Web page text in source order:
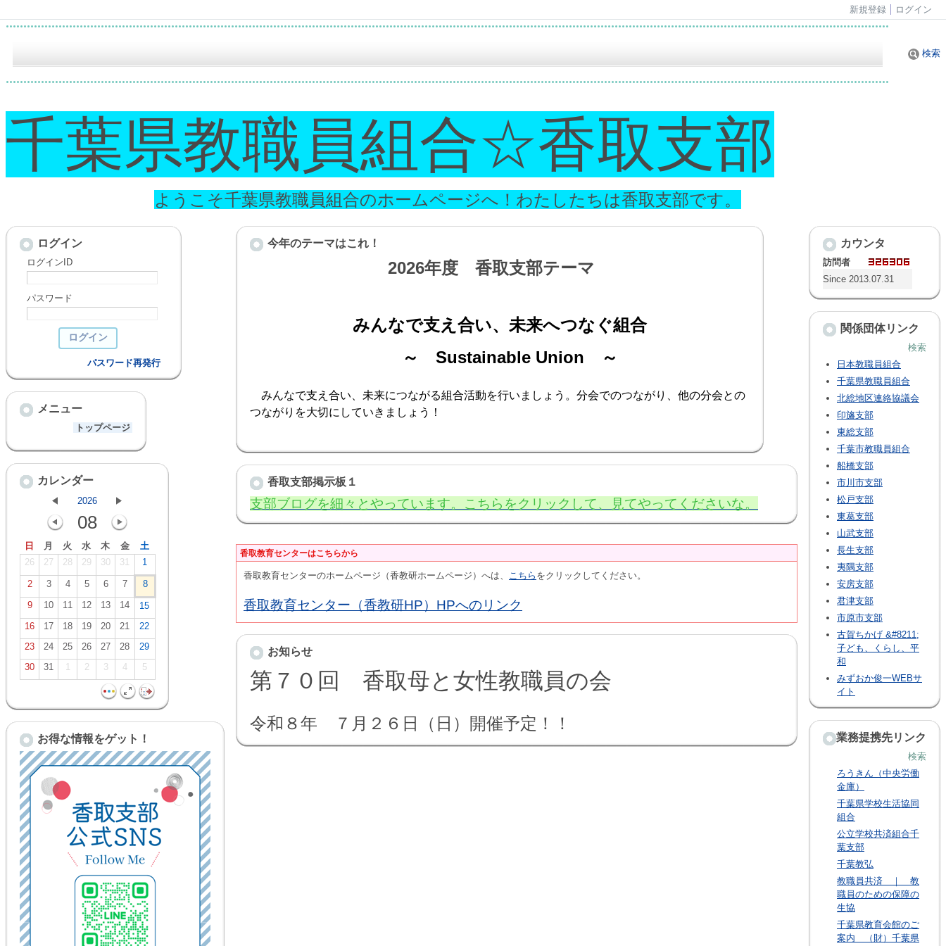
新規登録 ログイン
千葉県教職員組合☆香取支部
ようこそ千葉県教職員組合のホームページへ！わたしたちは香取支部です。
検索
ログイン
ログインID
パスワード
パスワード再発行
メニュー
トップページ
カレンダー
2026
08
日 月 火 水 木 金
土
26
27 28 29 30 31 1
2 3 4 5 6 7
8
9
10 11 12 13 14
15
16
17 18 19 20 21
22
23
24 25 26 27 28
29
30
31 1 2 3 4 5
お得な情報をゲット！
今年のテーマはこれ！
2026年度 香取支部テーマ
みんなで支え合い、未来へつなぐ組合
～ Sustainable Union
～
みんなで支え合い、未来につながる組合活動を行いましょう。分会でのつながり、他の分会との
つながりを大切にしていきましょう！
香取支部掲示板１
支部ブログを細々とやっています。こちらをクリックして、見てやってくださいな。
香取教育センターはこちらから
香取教育センターのホームページ（香教研ホームページ）へは、 こちら をクリックしてください。
香取教育センター（香教研HP）HPへのリンク
お知らせ
第７０回 香取母と女性教職員の会
令和８年 ７月２６日（日）開催予定！！
カウンタ
訪問者
Since 2013.07.31
関係団体リンク
検索
日本教職員組合
千葉県教職員組合
北総地区連絡協議会
印旛支部
東総支部
千葉市教職員組合
船橋支部
市川市支部
松戸支部
東葛支部
山武支部
長生支部
夷隅支部
安房支部
君津支部
市原市支部
古賀ちかげ &#8211;
子ども、くらし、平
和
みずおか俊一WEBサ
イト
業務提携先リンク
検索
ろうきん（中央労働
金庫）
千葉県学校生活協同
組合
公立学校共済組合千
葉支部
千葉教弘
教職員共済 ｜ 教
職員のための保障の
生協
千葉県教育会館のご
案内 （財）千葉県